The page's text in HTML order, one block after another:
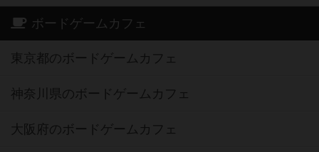
ボードゲームカフェ
東京都のボードゲームカフェ
神奈川県のボードゲームカフェ
大阪府のボードゲームカフェ